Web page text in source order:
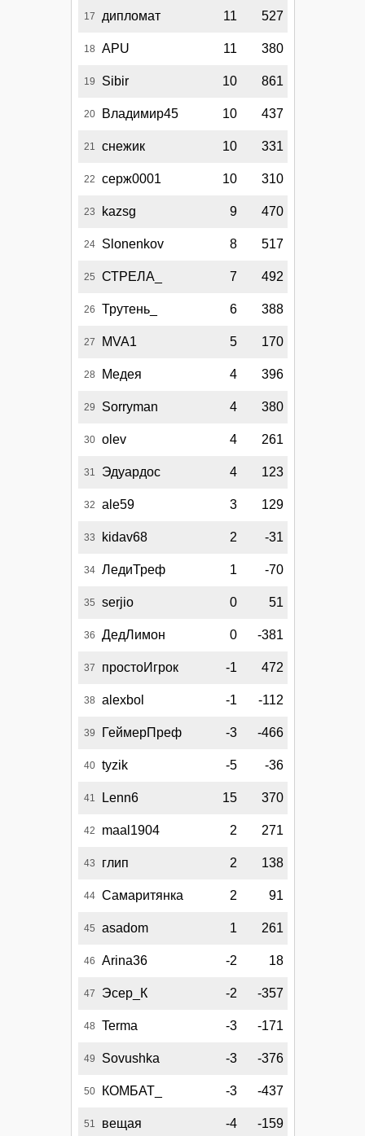
17 дипломат 11 527
18 APU 11 380
19 Sibir 10 861
20 Владимир45 10 437
21 снежик 10 331
22 серж0001 10 310
23 kazsg 9 470
24 Slonenkov 8 517
25 СТРЕЛА_ 7 492
26 Трутень_ 6 388
27 MVA1 5 170
28 Медея 4 396
29 Sorryman 4 380
30 olev 4 261
31 Эдуардос 4 123
32 ale59 3 129
33 kidav68 2 -31
34 ЛедиТреф 1 -70
35 serjio 0 51
36 ДедЛимон 0 -381
37 простоИгрок -1 472
38 alexbol -1 -112
39 ГеймерПреф -3 -466
40 tyzik -5 -36
41 Lenn6 15 370
42 maal1904 2 271
43 глип 2 138
44 Самаритянка 2 91
45 asadom 1 261
46 Arina36 -2 18
47 Эсер_К -2 -357
48 Terma -3 -171
49 Sovushka -3 -376
50 КОМБАТ_ -3 -437
51 вещая -4 -159